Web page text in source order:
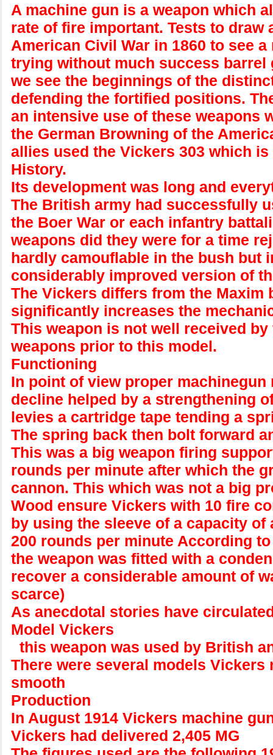
A machine gun is a weapon which
rate of fire important. Tests to
American Civil War in 1860 to see
trying without much success barrel
we see the beginnings of the
defending the fortified positions.
an intensive use of these weapons
the German Browning of the
allies used the Vickers 303 which
History.
Its development was long and
The British army had successfully
the Boer War or each infantry
weapons did they were for a time
hardly camouflable in the bush but
considerably improved version of
The Vickers differs from the Maxim
significantly increases the
This weapon is not well received
weapons prior to this model.
Functioning
In point of view proper
decline helped by a strengthening
levies a cartridge tape tending a
The spring back then bolt forward
This was a big weapon firing
rounds per minute after which the
cannon. This which was not a big
Wood ensure Vickers with 10 fire
by using the sleeve of a capacity
200 rounds per minute According
the weapon was fitted with a
recover a considerable amount of
scarce)
As anecdotal stories have
Model Vickers
this weapon was used by British
There were several models
smooth
Production
In August 1914 Vickers machine
Vickers had delivered 2,405 MG